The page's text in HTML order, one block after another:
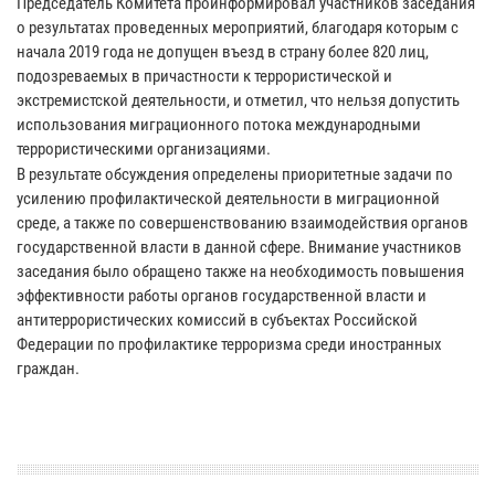
о результатах проведенных мероприятий, благодаря которым с
начала 2019 года не допущен въезд в страну более 820 лиц,
подозреваемых в причастности к террористической и
экстремистской деятельности, и отметил, что нельзя допустить
использования миграционного потока международными
террористическими организациями.
В результате обсуждения определены приоритетные задачи по
усилению профилактической деятельности в миграционной
среде, а также по совершенствованию взаимодействия органов
государственной власти в данной сфере. Внимание участников
заседания было обращено также на необходимость повышения
эффективности работы органов государственной власти и
антитеррористических комиссий в субъектах Российской
Федерации по профилактике терроризма среди иностранных
граждан.